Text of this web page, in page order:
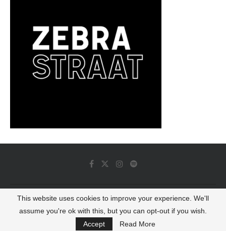
© 2022 - Luminous Dash All Rights Reserved
BACK TO TOP
This website uses cookies to improve your experience. We'll
assume you're ok with this, but you can opt-out if you wish.
Accept
Read More